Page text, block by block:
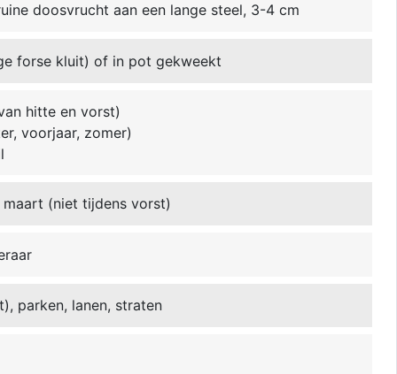
doosvrucht aan een lange steel, 3-4 cm
forse kluit) of in pot gekweekt
hitte en vorst)
voorjaar, zomer)
(niet tijdens vorst)
parken, lanen, straten